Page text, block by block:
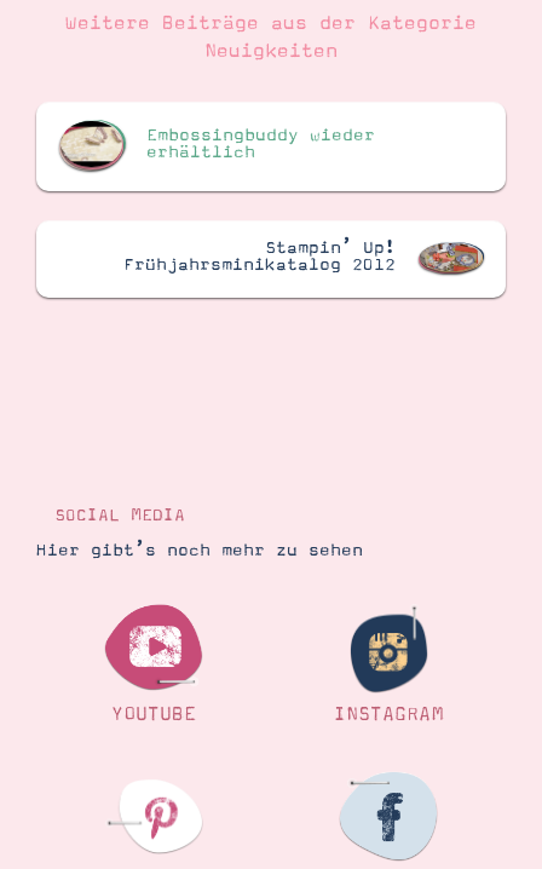
Tipps & Tricks
Ordnungstipps
Weitere Beiträge aus der Kategorie
Neuigkeiten
Embossingbuddy wieder
erhältlich
Stampin’ Up!
Frühjahrsminikatalog 2012
SOCIAL MEDIA
Hier gibt’s noch mehr zu sehen
YOUTUBE INSTAGRAM